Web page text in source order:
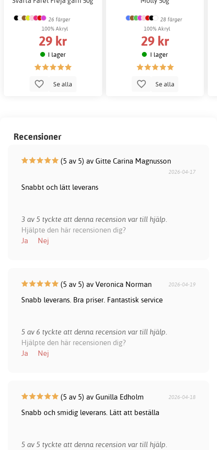
26 färger
100% Akryl
29 kr
I lager
Se alla
28 färger
100% Akryl
29 kr
I lager
Se alla
Recensioner
(5 av 5) av Gitte Carina Magnusson
2026-04-17
Snabbt och lätt leverans
3 av 5 tyckte att denna recension var till hjälp.
Hjälpte den här recensionen dig?
Ja
Nej
(5 av 5) av Veronica Norman 2026-04-19
Snabb leverans. Bra priser. Fantastisk service
5 av 6 tyckte att denna recension var till hjälp.
Hjälpte den här recensionen dig?
Ja
Nej
(5 av 5) av Gunilla Edholm 2026-04-18
Snabb och smidig leverans. Lätt att beställa
5 av 5 tyckte att denna recension var till hjälp.